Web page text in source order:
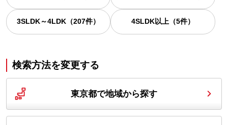
3SLDK～4LDK （207件） 4SLDK以上 （5件）
検索方法を変更する
東京都で地域から探す